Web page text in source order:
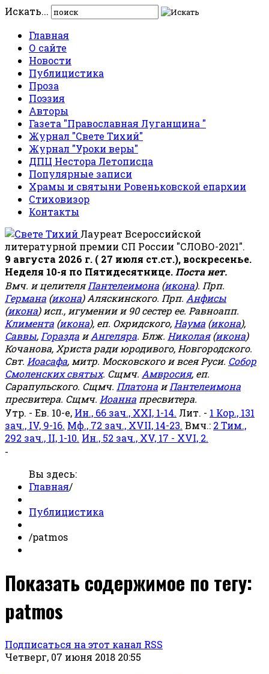
Искать...
Главная
О сайте
Новости
Публицистика
Проза
Поэзия
Авторы
Газета "Православная Луганщина "
Журнал "Свете Тихий"
Журнал "Уроки веры"
ДПЦ Нестора Летописца
Популярные записи
Храмы и святыни Ровеньковской епархии
Стиховизор
Контакты
Лауреат Всероссийской
литературной премии СП России "СЛОВО-2021".
9 августа 2026 г. ( 27 июля ст.ст.), воскресенье.
Неделя 10-я по Пятидесятнице. Поста нет.
Вмч. и целителяПантелеимона (икона). Прп.
Германа (икона) Аляскинского. Прп. Анфисы
(икона) исп., игумении и 90 сестер ее. Равноапп.
Климента (икона), еп. Охридского, Наума (икона),
Саввы, Горазда иАнгеляра. Блж. Николая(икона)
Кочанова, Христа ради юродивого, Новгородского.
Свт. Иоасафа, митр. Московского и всея Руси. Собор
Смоленских святых. Сщмч. Амвросия, еп.
Сарапульского. Сщмч. Платона иПантелеимона
пресвитера. Сщмч. Иоанна пресвитера.
Утр. - Ев. 10-е, Ин., 66 зач., XXI, 1-14. Лит. - 1 Кор., 131
зач., IV, 9-16. Мф., 72 зач., XVII, 14-23. Вмч.: 2 Тим.,
292 зач., II, 1-10. Ин., 52 зач., XV, 17 - XVI, 2.
-
Вы здесь:
Главная/
Публицистика
/patmos
Показать содержимое по тегу:
patmos
Подписаться на этот канал RSS
Четверг, 07 июня 2018 20:55